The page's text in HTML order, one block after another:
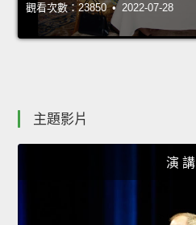
觀看次數：23850 • 2022-07-28
主題影片
演 講